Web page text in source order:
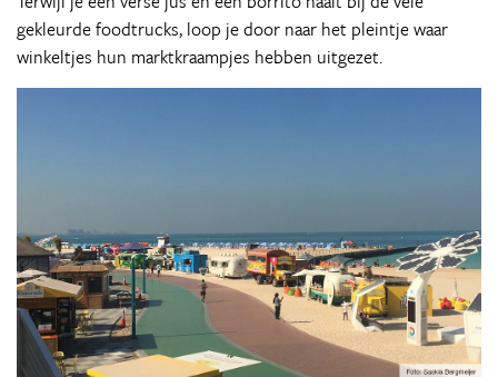
gekleurde foodtrucks, loop je door naar het pleintje waar
winkeltjes hun marktkraampjes hebben uitgezet.